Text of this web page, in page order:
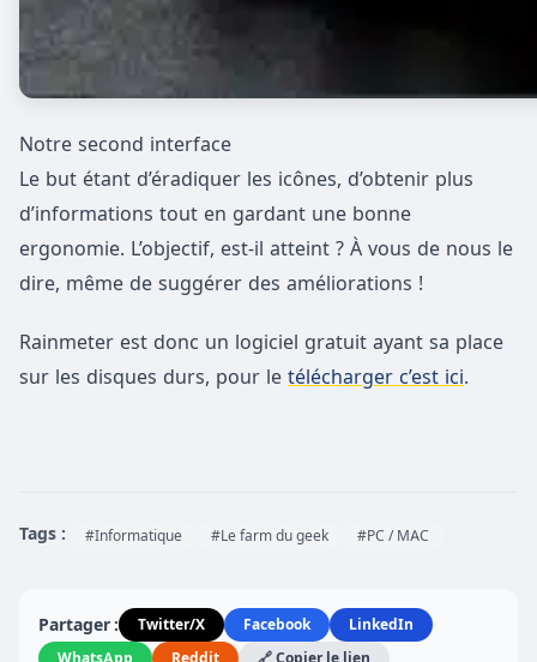
Notre second interface
Le but étant d’éradiquer les icônes, d’obtenir plus
d’informations tout en gardant une bonne
ergonomie. L’objectif, est-il atteint ? À vous de nous le
dire, même de suggérer des améliorations !
Rainmeter est donc un logiciel gratuit ayant sa place
sur les disques durs, pour le télécharger c’est ici.
Tags : #Informatique #Le farm du geek #PC / MAC
Partager : Twitter/X Facebook
LinkedIn
WhatsApp
Reddit 🔗 Copier le lien